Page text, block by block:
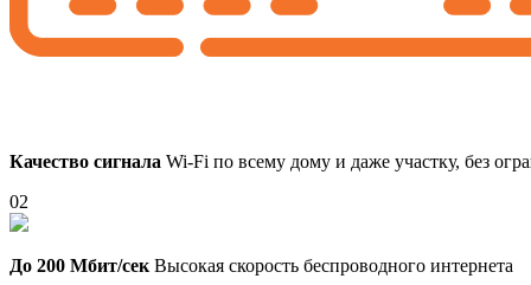
Качество сигнала Wi-Fi по всему дому и даже участку, без
02
До 200 Мбит/сек Высокая скорость беспроводного интернета